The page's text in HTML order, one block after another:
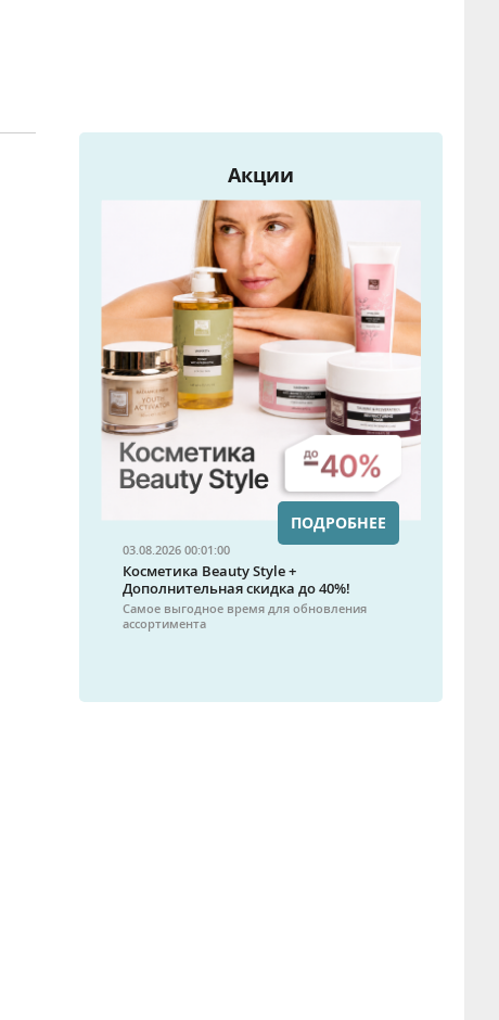
Акции
03.08.2026 00:01:00
Косметика Beauty Style +
Дополнительная скидка до 40%!
Самое выгодное время для обновления
ассортимента
ПОДРОБНЕЕ